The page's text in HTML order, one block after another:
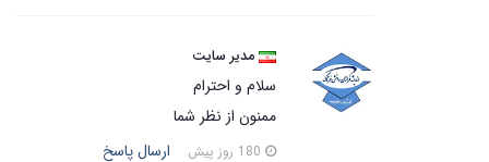
مدیر سایت
سلام و احترام
ممنون از نظر شما
ارسال پاسخ